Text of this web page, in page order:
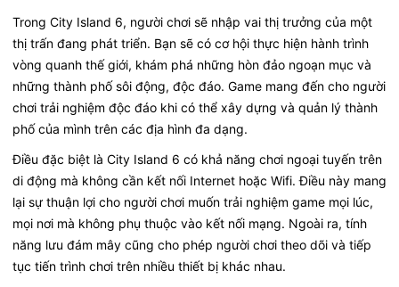
Trong City Island 6, người chơi sẽ nhập vai thị trưởng của một
thị trấn đang phát triển. Bạn sẽ có cơ hội thực hiện hành trình
vòng quanh thế giới, khám phá những hòn đảo ngoạn mục và
những thành phố sôi động, độc đáo. Game mang đến cho người
chơi trải nghiệm độc đáo khi có thể xây dựng và quản lý thành
phố của mình trên các địa hình đa dạng.
Điều đặc biệt là City Island 6 có khả năng chơi ngoại tuyến trên
di động mà không cần kết nối Internet hoặc Wifi. Điều này mang
lại sự thuận lợi cho người chơi muốn trải nghiệm game mọi lúc,
mọi nơi mà không phụ thuộc vào kết nối mạng. Ngoài ra, tính
năng lưu đám mây cũng cho phép người chơi theo dõi và tiếp
tục tiến trình chơi trên nhiều thiết bị khác nhau.